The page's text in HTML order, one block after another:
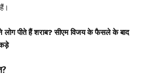
लोग पीते हैं शराब? सीएम विजय के फैसले के बाद